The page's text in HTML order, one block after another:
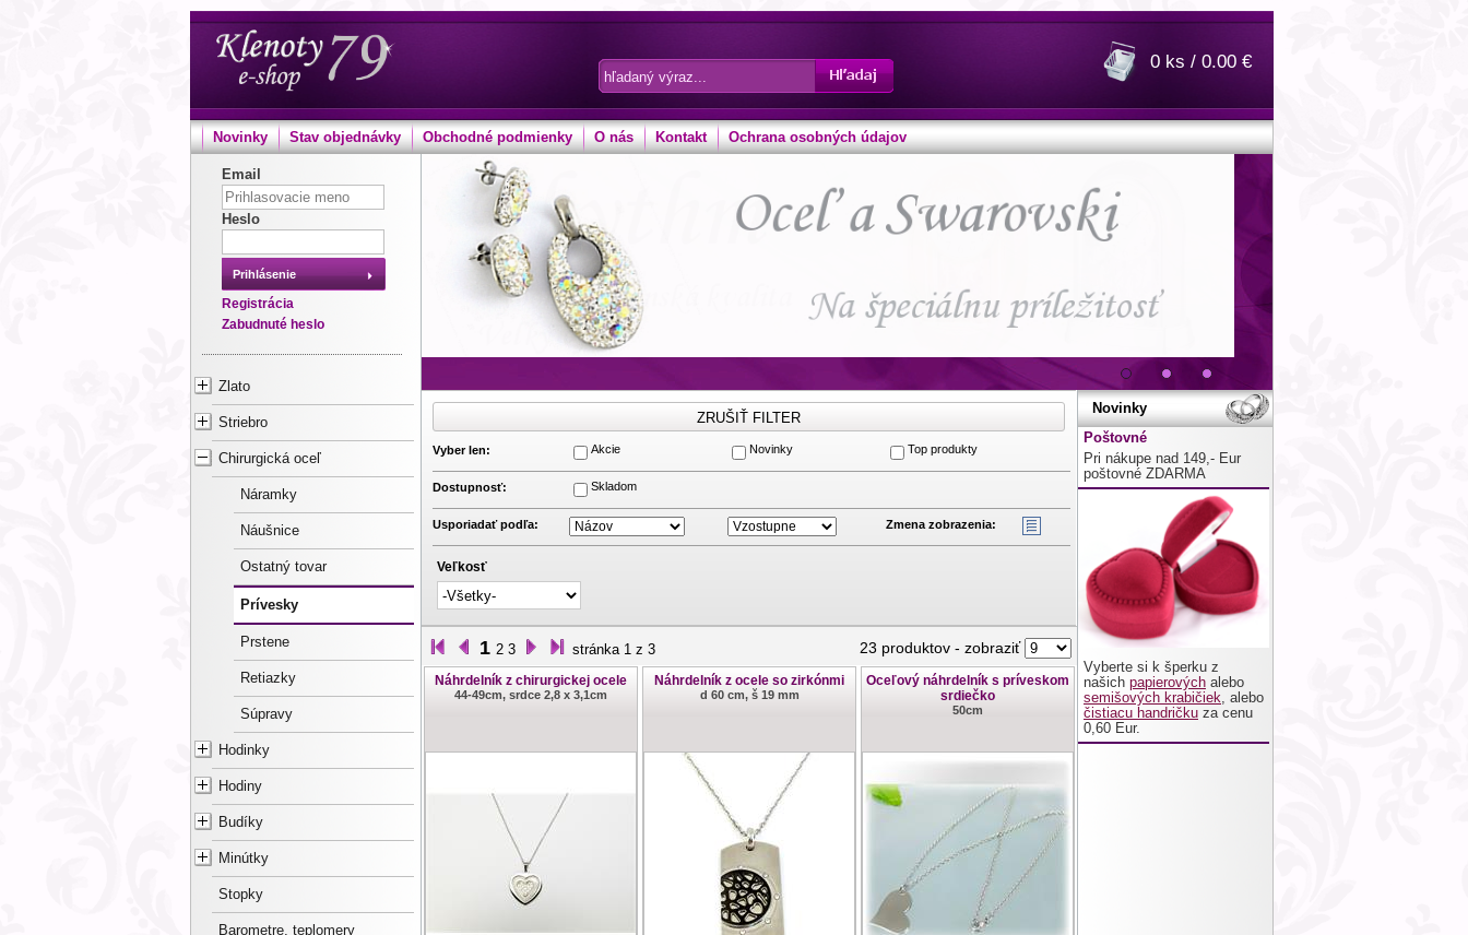
0 ks / 0.00 €
Novinky Stav objednávky Obchodné podmienky O nás Kontakt Ochrana osobných údajov
Email
Heslo
Prihlásenie
Registrácia
Zabudnuté heslo
Zlato
Striebro
Chirurgická oceľ
Náramky
Náušnice
Ostatný tovar
Prívesky
Prstene
Retiazky
Súpravy
Hodinky
Hodiny
Budíky
Minútky
Stopky
Barometre, teplomery
Vyber len: Akcie Novinky Top produkty
Dostupnosť: Skladom
Usporiadať podľa: Zmena zobrazenia:
Veľkosť
1 2 3 stránka 1 z 3 23 produktov - zobraziť
Náhrdelník z chirurgickej ocele
44-49cm, srdce 2,8 x 3,1cm
Náhrdelník z ocele so zirkónmi
d 60 cm, š 19 mm
Oceľový náhrdelník s príveskom
srdiečko
50cm
Novinky
Poštovné
Pri nákupe nad 149,- Eur
poštovné ZDARMA
Vyberte si k šperku z
našich papierových alebo
semišových krabičiek, alebo
čistiacu handričku za cenu
0,60 Eur.